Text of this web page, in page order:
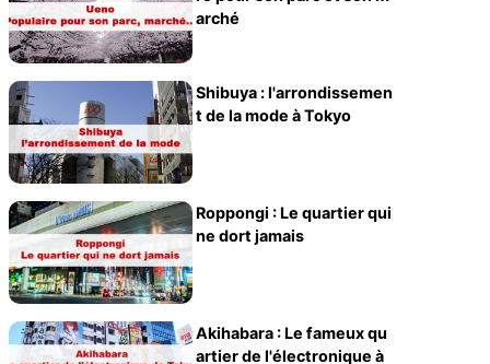
arché
Shibuya : l'arrondissemen
t de la mode à Tokyo
Roppongi : Le quartier qui
ne dort jamais
Akihabara : Le fameux qu
artier de l'électronique à